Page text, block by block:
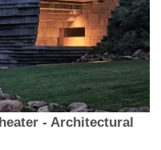
- Architectural